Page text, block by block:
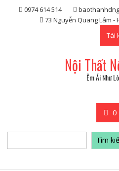
0974 614 514
73 Nguyễn Quang Lâm -
Tài
Nội Thất
Êm Ái Như
0
Tìm